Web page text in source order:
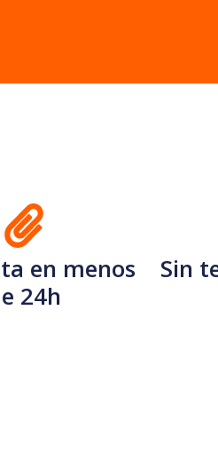
en menos
24h
Sin